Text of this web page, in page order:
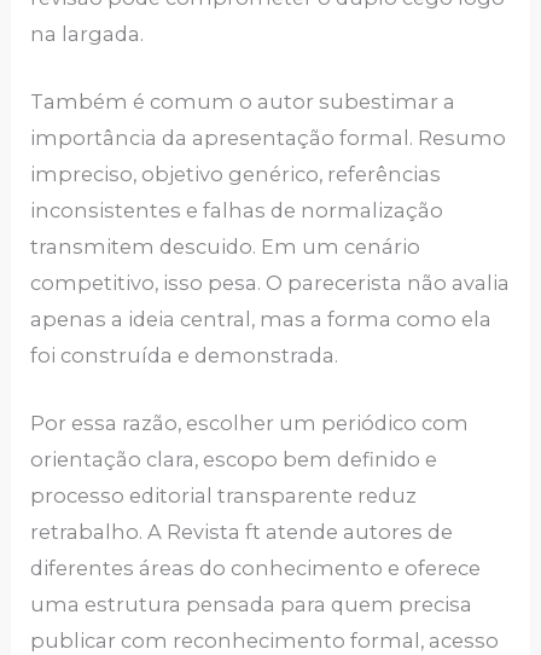
na largada.
Também é comum o autor subestimar a
importância da apresentação formal. Resumo
impreciso, objetivo genérico, referências
inconsistentes e falhas de normalização
transmitem descuido. Em um cenário
competitivo, isso pesa. O parecerista não avalia
apenas a ideia central, mas a forma como ela
foi construída e demonstrada.
Por essa razão, escolher um periódico com
orientação clara, escopo bem definido e
processo editorial transparente reduz
retrabalho. A Revista ft atende autores de
diferentes áreas do conhecimento e oferece
uma estrutura pensada para quem precisa
publicar com reconhecimento formal, acesso